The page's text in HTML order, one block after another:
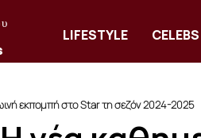
LIFESTYLE CELEBS
εκπομπή στο Star τη σεζόν 2024-2025